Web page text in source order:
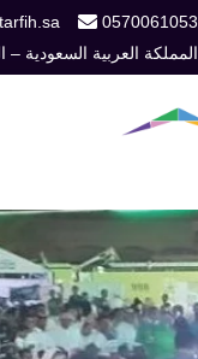
0570061053
المملكة العربية السعودية